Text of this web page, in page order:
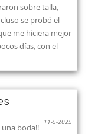
sobre talla,
se probó el
me hiciera mejor
días, con el
11-5-2025
boda!!